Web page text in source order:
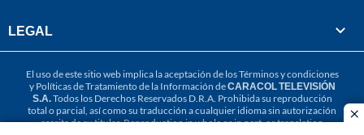
LEGAL
El uso de este sitio web implica la aceptación de losTérminos y condiciones
y Políticas de Tratamiento de la Información deCARACOL TELEVISIÓN
S.A.Todos los Derechos Reservados D.R.A. Prohibida su reproducción
total o parcial, así como su traducción a cualquier idioma sin autorización
escrita de su titular. Reproduction in whole or in part, or translation